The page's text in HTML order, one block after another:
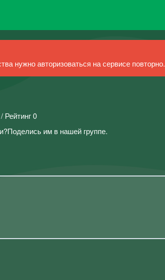
нужно авторизоваться на сервисе повторно.
Рейтинг 0
им в нашей группе.